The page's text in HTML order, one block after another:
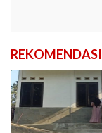
REKOMENDASI